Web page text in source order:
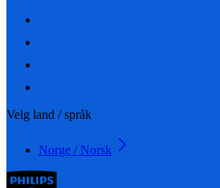
Velg land / språk
Norge / Norsk